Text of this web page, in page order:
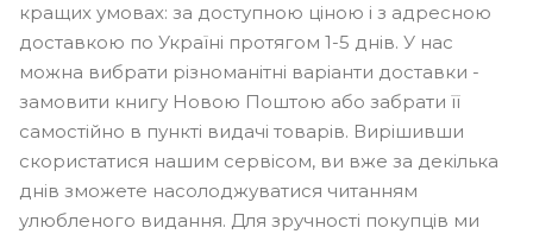
кращих умовах: за доступною ціною і з адресною
доставкою по Україні протягом 1-5 днів. У нас
можна вибрати різноманітні варіанти доставки -
замовити книгу Новою Поштою або забрати її
самостійно в пункті видачі товарів. Вирішивши
скористатися нашим сервісом, ви вже за декілька
днів зможете насолоджуватися читанням
улюбленого видання. Для зручності покупців ми